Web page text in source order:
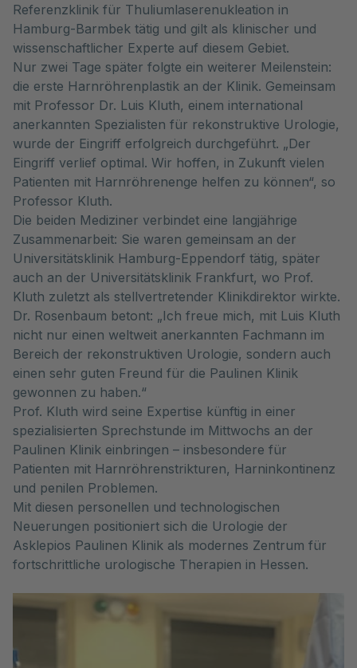
Referenzklinik für Thuliumlaserenukleation in
Hamburg-Barmbek tätig und gilt als klinischer und
wissenschaftlicher Experte auf diesem Gebiet.
Nur zwei Tage später folgte ein weiterer Meilenstein:
die erste Harnröhrenplastik an der Klinik. Gemeinsam
mit Professor Dr. Luis Kluth, einem international
anerkannten Spezialisten für rekonstruktive Urologie,
wurde der Eingriff erfolgreich durchgeführt. „Der
Eingriff verlief optimal. Wir hoffen, in Zukunft vielen
Patienten mit Harnröhrenenge helfen zu können“, so
Professor Kluth.
Die beiden Mediziner verbindet eine langjährige
Zusammenarbeit: Sie waren gemeinsam an der
Universitätsklinik Hamburg-Eppendorf tätig, später
auch an der Universitätsklinik Frankfurt, wo Prof.
Kluth zuletzt als stellvertretender Klinikdirektor wirkte.
Dr. Rosenbaum betont: „Ich freue mich, mit Luis Kluth
nicht nur einen weltweit anerkannten Fachmann im
Bereich der rekonstruktiven Urologie, sondern auch
einen sehr guten Freund für die Paulinen Klinik
gewonnen zu haben.“
Prof. Kluth wird seine Expertise künftig in einer
spezialisierten Sprechstunde im Mittwochs an der
Paulinen Klinik einbringen – insbesondere für
Patienten mit Harnröhrenstrikturen, Harninkontinenz
und penilen Problemen.
Mit diesen personellen und technologischen
Neuerungen positioniert sich die Urologie der
Asklepios Paulinen Klinik als modernes Zentrum für
fortschrittliche urologische Therapien in Hessen.